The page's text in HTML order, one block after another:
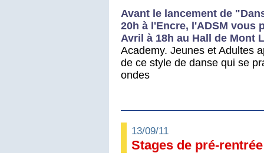
Avant le lancement de
20h à l'Encre, l'ADSM vous
Avril à 18h au Hall de Mont
Academy. Jeunes et Adultes
de ce style de danse qui se
ondes
13/09/11
Stages de pré-rentrée